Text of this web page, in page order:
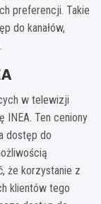
preferencji. Takie
do kanałów,
w telewizji
INEA. Ten ceniony
dostęp do
że korzystanie z
klientów tego